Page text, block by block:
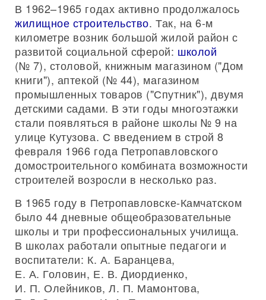
В 1962–1965 годах активно продолжалось
жилищное строительство. Так, на 6-м
километре возник большой жилой район с
развитой социальной сферой: школой
(№ 7), столовой, книжным магазином ("Дом
книги"), аптекой (№ 44), магазином
промышленных товаров ("Спутник"), двумя
детскими садами. В эти годы многоэтажки
стали появляться в районе школы № 9 на
улице Кутузова. С введением в строй 8
февраля 1966 года Петропавловского
домостроительного комбината возможности
строителей возросли в несколько раз.
В 1965 году в Петропавловске-Камчатском
было 44 дневные общеобразовательные
школы и три профессиональных училища.
В школах работали опытные педагоги и
воспитатели: К. А. Баранцева,
Е. А. Головин, Е. В. Диордиенко,
И. П. Олейников, Л. П. Мамонтова,